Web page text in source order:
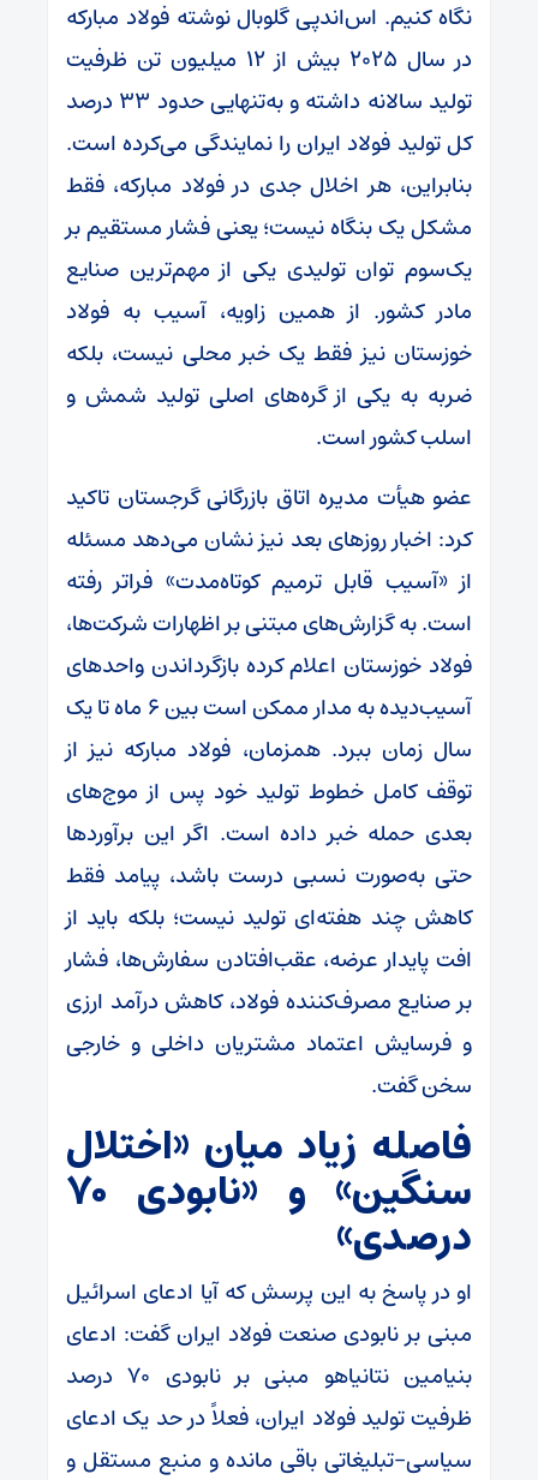
نگاه کنیم. اس‌اند‌پی گلوبال نوشته فولاد مبارکه
در سال ۲۰۲۵ بیش از ۱۲ میلیون تن ظرفیت
تولید سالانه داشته و به‌تنهایی حدود ۳۳ درصد
کل تولید فولاد ایران را نمایندگی می‌کرده است.
بنابراین، هر اخلال جدی در فولاد مبارکه، فقط
مشکل یک بنگاه نیست؛ یعنی فشار مستقیم بر
یک‌سوم توان تولیدی یکی از مهم‌ترین صنایع
مادر کشور. از همین زاویه، آسیب به فولاد
خوزستان نیز فقط یک خبر محلی نیست، بلکه
ضربه به یکی از گره‌های اصلی تولید شمش و
اسلب کشور است.
عضو هیأت مدیره اتاق بازرگانی گرجستان تاکید
کرد: اخبار روزهای بعد نیز نشان می‌دهد مسئله
از «آسیب قابل ترمیم کوتاه‌مدت» فراتر رفته
است. به گزارش‌های مبتنی بر اظهارات شرکت‌ها،
فولاد خوزستان اعلام کرده بازگرداندن واحدهای
آسیب‌دیده به مدار ممکن است بین ۶ ماه تا یک
سال زمان ببرد. همزمان، فولاد مبارکه نیز از
توقف کامل خطوط تولید خود پس از موج‌های
بعدی حمله خبر داده است. اگر این برآوردها
حتی به‌صورت نسبی درست باشد، پیامد فقط
کاهش چند هفته‌ای تولید نیست؛ بلکه باید از
افت پایدار عرضه، عقب‌افتادن سفارش‌ها، فشار
بر صنایع مصرف‌کننده فولاد، کاهش درآمد ارزی
و فرسایش اعتماد مشتریان داخلی و خارجی
سخن گفت.
فاصله زیاد میان «اختلال
سنگین» و «نابودی ۷۰
درصدی»
او در پاسخ به این پرسش که آیا ادعای اسرائیل
مبنی بر نابودی صنعت فولاد ایران گفت: ادعای
بنیامین نتانیاهو مبنی بر نابودی ۷۰ درصد
ظرفیت تولید فولاد ایران، فعلاً در حد یک ادعای
سیاسی-تبلیغاتی باقی مانده و منبع مستقل و